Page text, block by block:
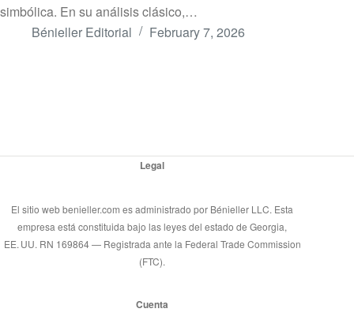
simbólica. En su análisis clásico,…
Bénieller Editorial
February 7, 2026
Legal
El sitio web benieller.com es administrado por Bénieller LLC. Esta
empresa está constituida bajo las leyes del estado de Georgia,
EE. UU. RN 169864 — Registrada ante la Federal Trade Commission
(FTC).
Cuenta